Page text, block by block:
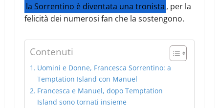
la Sorrentino è diventata una tronista , per la
felicità dei numerosi fan che la sostengono.
Contenuti
Uomini e Donne, Francesca Sorrentino: a
Temptation Island con Manuel
Francesca e Manuel, dopo Temptation
Island sono tornati insieme